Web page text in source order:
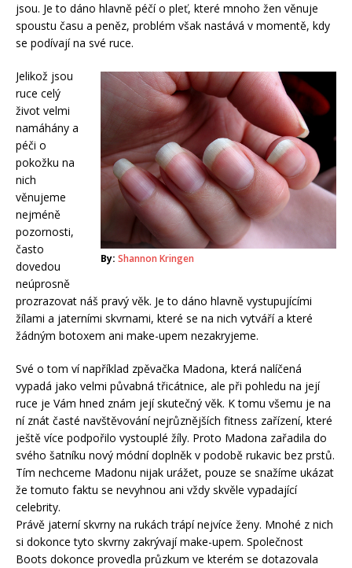
jsou. Je to dáno hlavně péčí o pleť, které mnoho žen věnuje
spoustu času a peněz, problém však nastává v momentě, kdy
se podívají na své ruce.
By: Shannon Kringen
Jelikož jsou
ruce celý
život velmi
namáhány a
péči o
pokožku na
nich
věnujeme
nejméně
pozornosti,
často
dovedou
neúprosně
prozrazovat náš pravý věk. Je to dáno hlavně vystupujícími
žílami a jaterními skvrnami, které se na nich vytváří a které
žádným botoxem ani make-upem nezakryjeme.
Své o tom ví například zpěvačka Madona, která nalíčená
vypadá jako velmi půvabná třicátnice, ale při pohledu na její
ruce je Vám hned znám její skutečný věk. K tomu všemu je na
ní znát časté navštěvování nejrůznějších fitness zařízení, které
ještě více podpořilo vystouplé žíly. Proto Madona zařadila do
svého šatníku nový módní doplněk v podobě rukavic bez prstů.
Tím nechceme Madonu nijak urážet, pouze se snažíme ukázat
že tomuto faktu se nevyhnou ani vždy skvěle vypadající
celebrity.
Právě jaterní skvrny na rukách trápí nejvíce ženy. Mnohé z nich
si dokonce tyto skvrny zakrývají make-upem. Společnost
Boots dokonce provedla průzkum ve kterém se dotazovala